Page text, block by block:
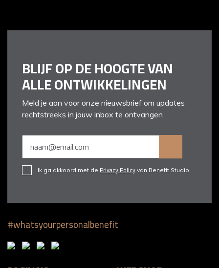
BLIJF OP DE HOOGTE VAN
ALLE ONTWIKKELINGEN
Meld je aan voor onze nieuwsbrief om updates
rechtstreeks in jouw inbox te ontvangen
Ik ga akkoord met de Privacy Policy van Benefit Studio.
#whatsyourpersonalbenefit